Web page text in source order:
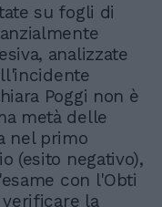
su fogli di
analizzate
Poggi non è
metà delle
nel primo
(esito negativo),
con l'Obti
la